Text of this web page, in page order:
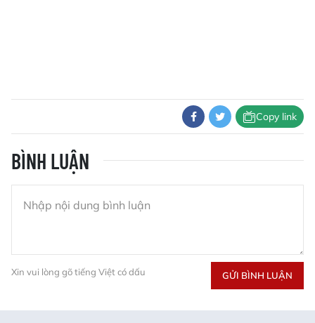
Copy link
BÌNH LUẬN
Xin vui lòng gõ tiếng Việt có dấu GỬI BÌNH LUẬN